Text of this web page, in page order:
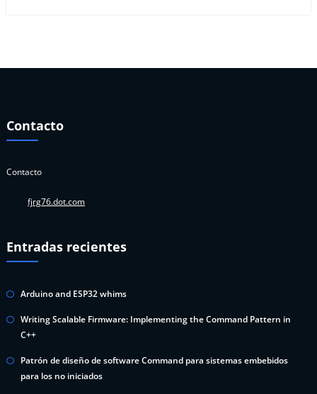
Contacto
Contacto
fjrg76.dot.com
Entradas recientes
Arduino and ESP32 whims
Writing Scalable Firmware: Implementing the Command Pattern in
C++
Patrón de diseño de software Command para sistemas embebidos
para los no iniciados